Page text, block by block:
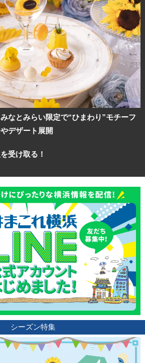
なとみらい限定で“ひまわり”モチーフ
デザート展開
受け取る！
シーズン特集